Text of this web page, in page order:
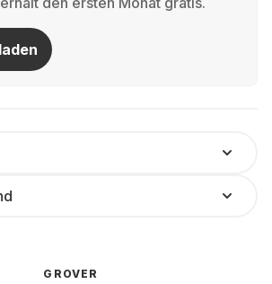
GROVER